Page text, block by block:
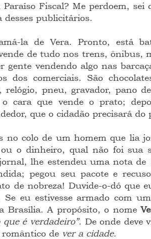
Fiscal? Me perdoem, sei
desses publicitários.
la de Vera. Pronto, está
de tudo nos trens, ônibus,
gente vendendo algo nas
dos comerciais. São
pneu, gravador, pano
cara que vende o prato;
que o cidadão precisará do
no colo de um homem que lia
o dinheiro, qual não foi sua
lhe estendeu uma nota
pegou seu pacote e
de nobreza! Duvide-o-dó que
eu estivesse armado com
Brasília. A propósito, o nome
que é verdadeiro”. De onde deve
de ver a cidade.